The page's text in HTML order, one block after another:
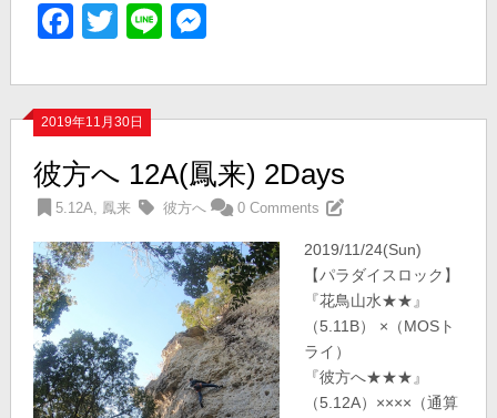
Facebook
Twitter
Line
2019年11月30日
彼方へ 12A(鳳来) 2Days
5.12A, 鳳来 彼方へ 0 Comments
2019/11/24(Sun)
【パラダイスロック】
『花鳥山水★★』
（5.11B） ×（MOSト
ライ）
『彼方へ★★★』
（5.12A）××××（通算